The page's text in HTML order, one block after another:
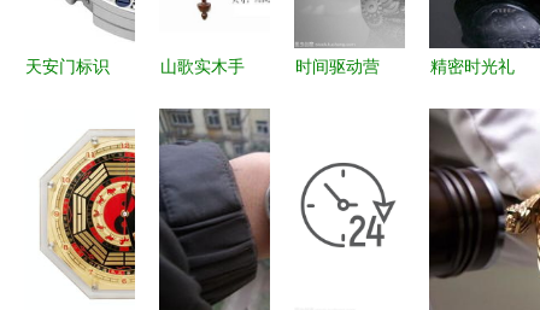
天安门标识
从传统到现
代的市场考
量
山歌实木手
超值库存，
品质与美学
的邂逅
时间驱动营
能化进阶
精密时光礼
J.Harrison
全自动机械
手表厂价直
销 2010新
春送礼臻选